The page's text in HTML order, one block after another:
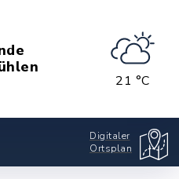
21 °C
Digitaler
Ortsplan